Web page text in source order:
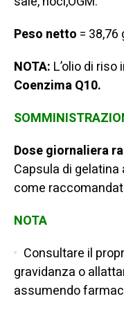
Peso netto = 38,76
NOTA: L’olio di
Coenzima Q10.
Dose giornaliera
Capsula di
come
NOTA
Consultare il
gravidanza o
assumendo